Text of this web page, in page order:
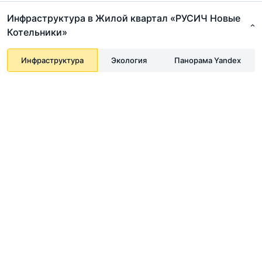
Инфраструктура в Жилой квартал «РУСИЧ Новые
Котельники»
Инфраструктура Экология Панорама Yandex